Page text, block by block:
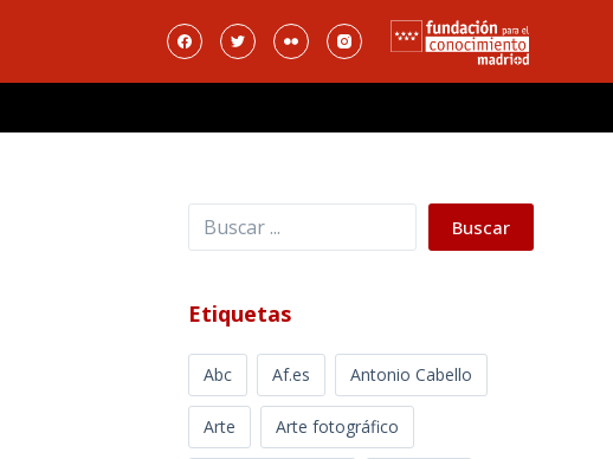
Buscar Buscar
Etiquetas
Abc Af.es Antonio Cabello
Arte Arte fotográfico